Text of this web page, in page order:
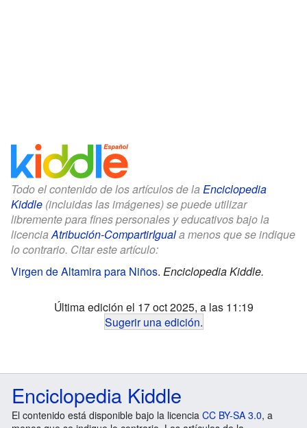
Todo el contenido de los artículos de la Enciclopedia
Kiddle (incluidas las imágenes) se puede utilizar
libremente para fines personales y educativos bajo la
licenciaAtribución-CompartirIguala menos que se indique
lo contrario. Citar este artículo:
Virgen de Altamira para Niños. Enciclopedia Kiddle.
Última edición el 17 oct 2025, a las 11:19
Sugerir una edición.
Enciclopedia Kiddle
El contenido está disponible bajo la licencia CC BY-SA 3.0, a